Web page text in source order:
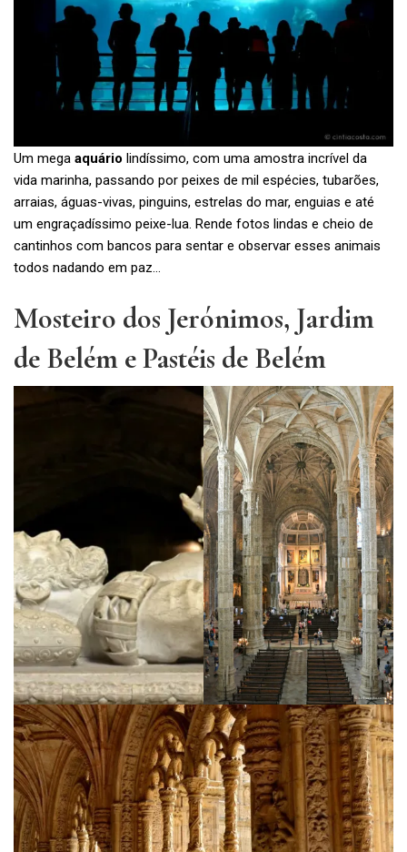
Um mega aquário lindíssimo, com uma amostra incrível da
vida marinha, passando por peixes de mil espécies, tubarões,
arraias, águas-vivas, pinguins, estrelas do mar, enguias e até
um engraçadíssimo peixe-lua. Rende fotos lindas e cheio de
cantinhos com bancos para sentar e observar esses animais
todos nadando em paz…
Mosteiro dos Jerónimos, Jardim
de Belém e Pastéis de Belém